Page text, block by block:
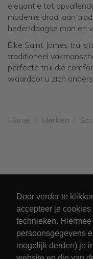
Door verder te
accepteer je
technieken.
persoonsgegevens
mogelijk derden) je
elegantie tot
moderne draai aan
hedendaagse man en
Elke Saint James trui
traditioneel
perfecte trui die
waardoor u zich
Home Merken
Algemeen
Contact